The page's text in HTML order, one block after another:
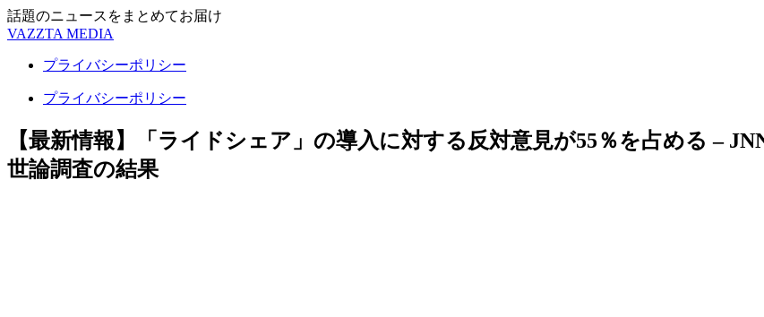
話題のニュースをまとめてお届け
VAZZTA MEDIA
プライバシーポリシー
プライバシーポリシー
【最新情報】「ライドシェア」の導入に対する反対意見が55％を占める –
世論調査の結果